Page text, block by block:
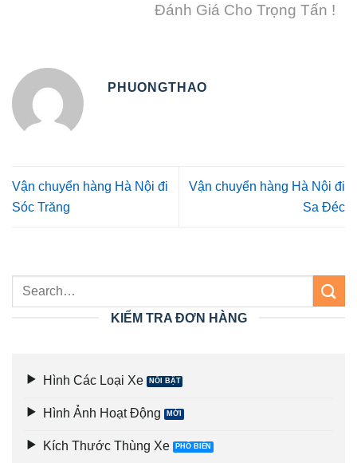
Đánh Giá Cho Trọng Tấn !
PHUONGTHAO
Vận chuyển hàng Hà Nội đi
Sóc Trăng
Vận chuyển hàng Hà Nội đi
Sa Đéc
KIỂM TRA ĐƠN HÀNG
Hình Các Loại Xe
Hình Ảnh Hoạt Động
Kích Thước Thùng Xe